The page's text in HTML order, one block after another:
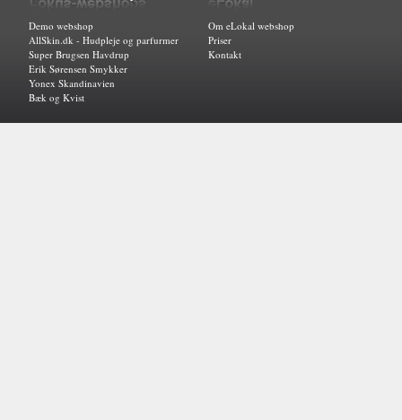
Demo webshop
AllSkin.dk - Hudpleje og parfurmer
Super Brugsen Havdrup
Erik Sørensen Smykker
Yonex Skandinavien
Bæk og Kvist
Om eLokal webshop
Priser
Kontakt